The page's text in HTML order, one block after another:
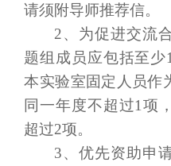
请须附导师推荐信。
2、为促进交流
题组成员应包括至少
本实验室固定人员作
同一年度不超过1项
超过2项。
3、优先资助申